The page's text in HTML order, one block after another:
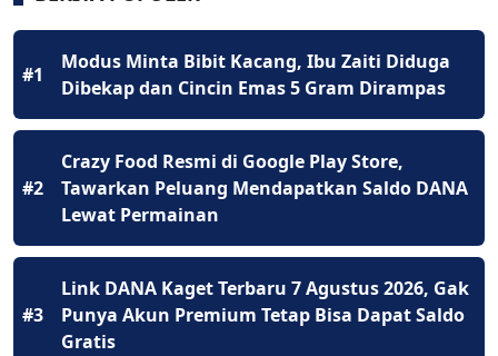
#1
Modus Minta Bibit Kacang, Ibu Zaiti Diduga
Dibekap dan Cincin Emas 5 Gram Dirampas
#2
Crazy Food Resmi di Google Play Store,
Tawarkan Peluang Mendapatkan Saldo DANA
Lewat Permainan
#3
Link DANA Kaget Terbaru 7 Agustus 2026, Gak
Punya Akun Premium Tetap Bisa Dapat Saldo
Gratis